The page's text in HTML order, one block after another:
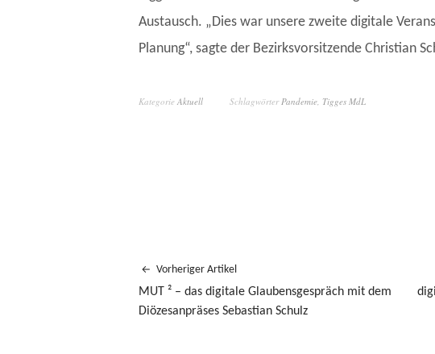
Austausch. „Dies war unsere zweite digitale
Planung“, sagte der Bezirksvorsitzende Christian
Kategorie Aktuell Schlagwörter Pandemie Tigges MdL
Vorheriger Artikel
MUT ² – das digitale Glaubensgespräch mit dem
Diözesanpräses Sebastian Schulz